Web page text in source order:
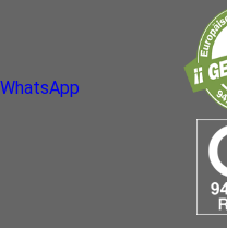
WhatsApp